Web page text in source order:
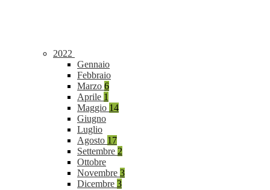
2022
Gennaio
Febbraio
Marzo 6
Aprile 1
Maggio 14
Giugno
Luglio
Agosto 17
Settembre 2
Ottobre
Novembre 3
Dicembre 3